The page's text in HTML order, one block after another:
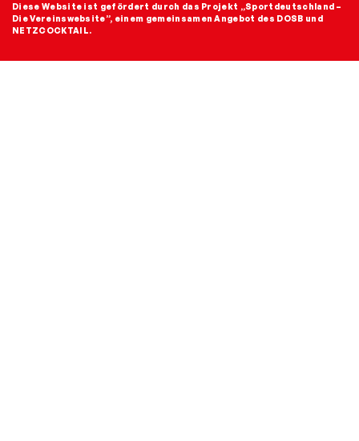
Diese Website ist gefördert durch das Projekt „Sportdeutschland –
Die Vereinswebsite”, einem gemeinsamen Angebot des DOSB und
NETZCOCKTAIL.